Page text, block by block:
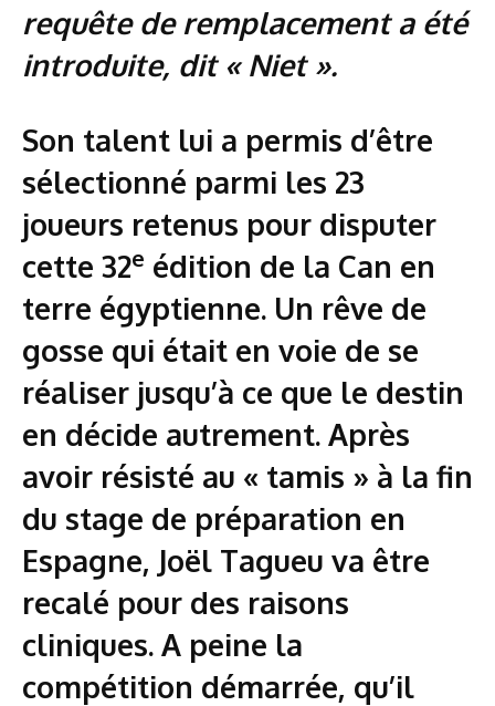
requête de remplacement a été
introduite, dit « Niet ».
Son talent lui a permis d’être
sélectionné parmi les 23
joueurs retenus pour disputer
cette 32e édition de la Can en
terre égyptienne. Un rêve de
gosse qui était en voie de se
réaliser jusqu’à ce que le destin
en décide autrement. Après
avoir résisté au « tamis » à la fin
du stage de préparation en
Espagne, Joël Tagueu va être
recalé pour des raisons
cliniques. A peine la
compétition démarrée, qu’il